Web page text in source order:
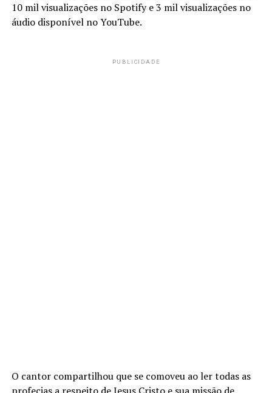
10 mil visualizações no Spotify e 3 mil visualizações no
áudio disponível no YouTube.
PUBLICIDADE
O cantor compartilhou que se comoveu ao ler todas as